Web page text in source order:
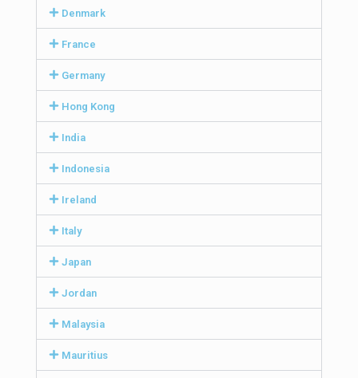
Denmark
France
Germany
Hong Kong
India
Indonesia
Ireland
Italy
Japan
Jordan
Malaysia
Mauritius